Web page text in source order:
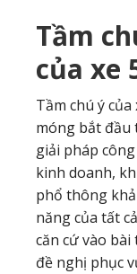
Tầm
của xe
Tầm chú ý
móng bắt
giải pháp
kinh doanh,
phổ thông
năng của tất
căn cứ vào
đề nghị phục